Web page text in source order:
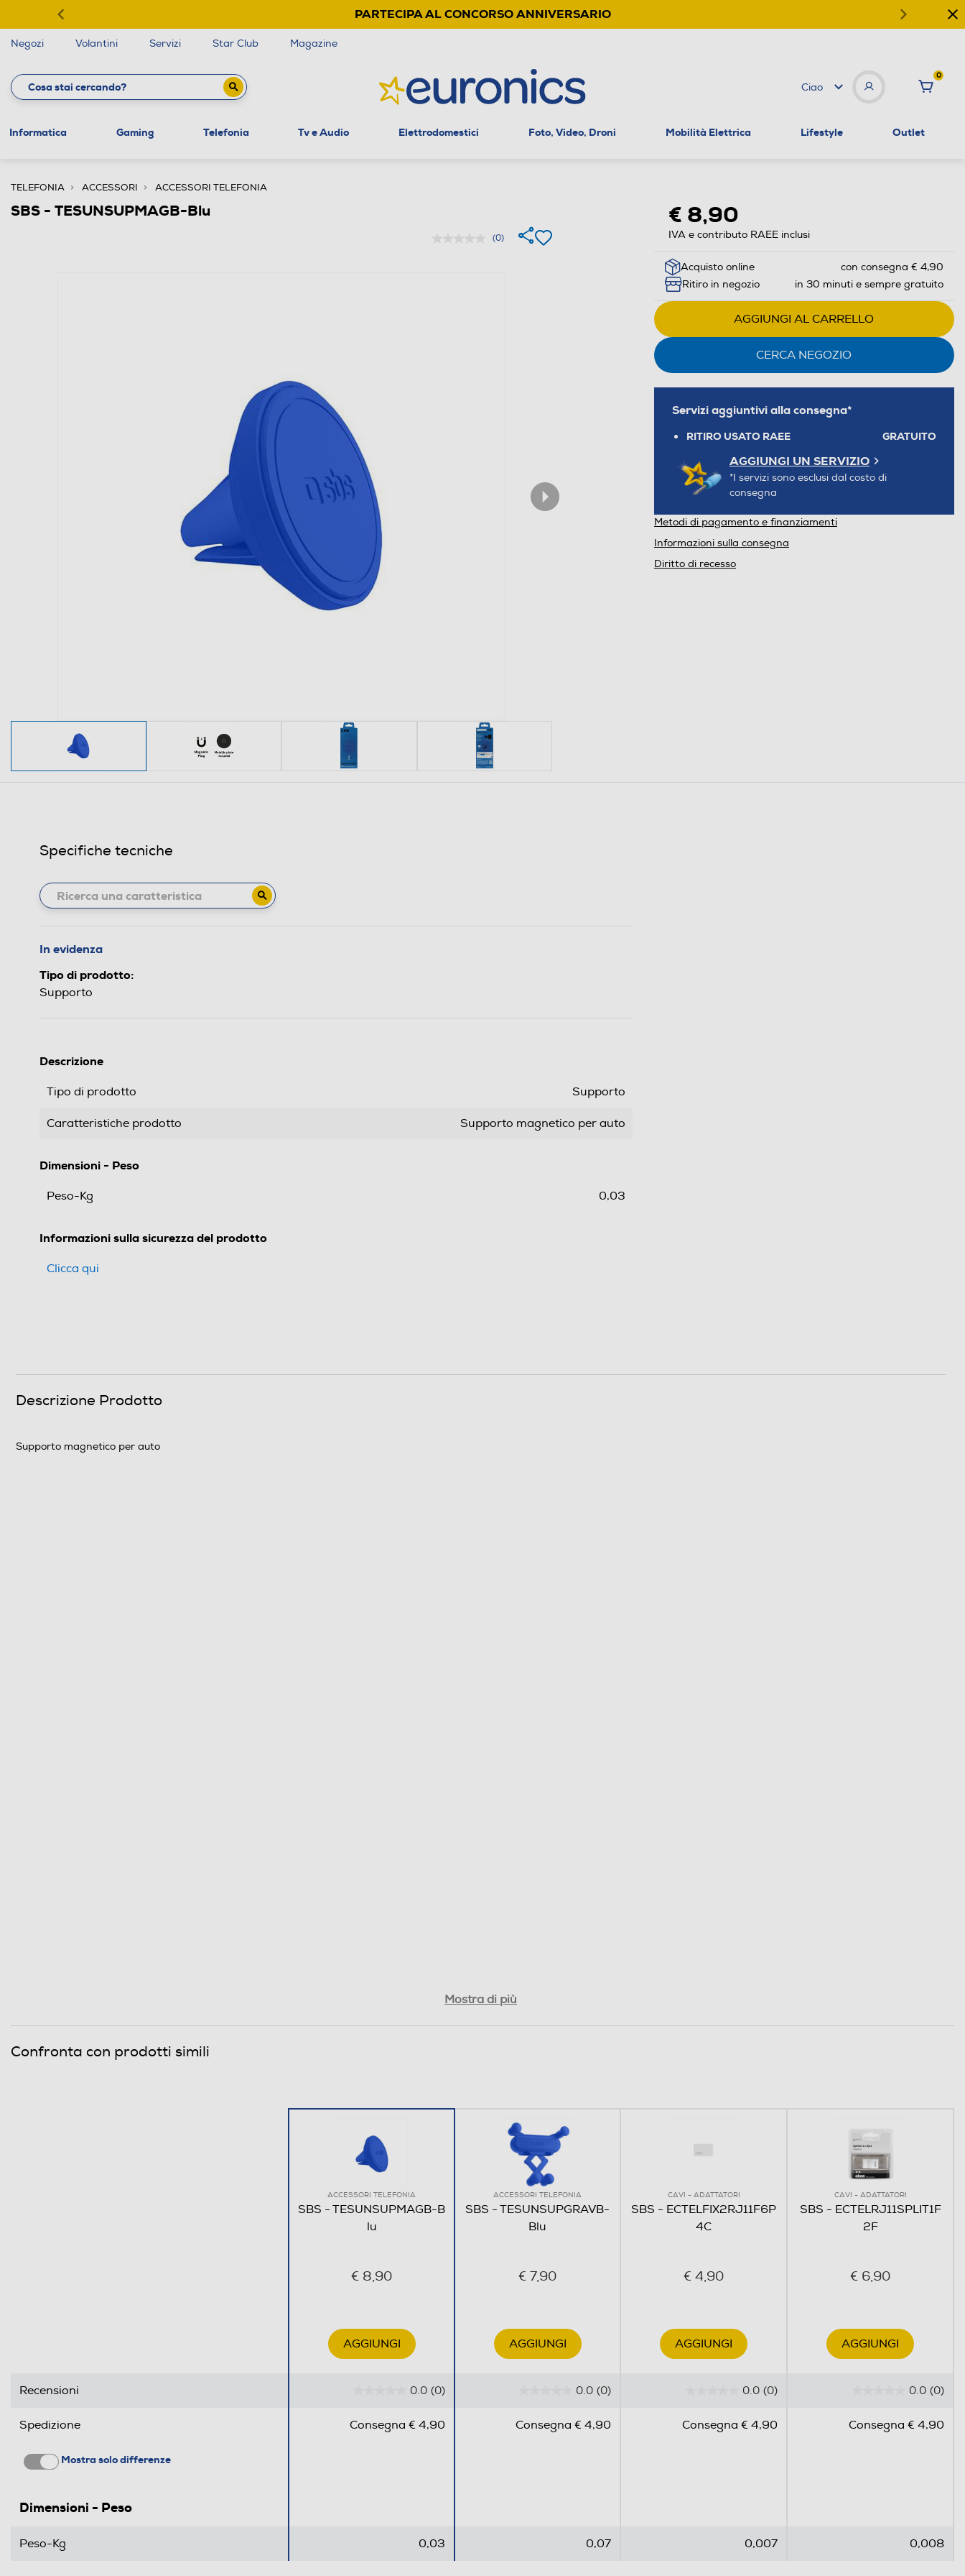
PARTECIPA AL CONCORSO ANNIVERSARIO
Negozi Volantini Servizi Star Club Magazine
Ciao
0
Informatica Gaming Telefonia Tv e Audio Elettrodomestici Foto, Video, Droni Mobilità Elettrica Lifestyle Outlet
TELEFONIA ACCESSORI ACCESSORI TELEFONIA
SBS - TESUNSUPMAGB-Blu
(0)
€ 8,90
IVA e contributo RAEE inclusi
Acquisto online
con consegna € 4,90
Ritiro in negozio
in 30 minuti e sempre gratuito
AGGIUNGI AL CARRELLO
CERCA NEGOZIO
Servizi aggiuntivi alla consegna*
RITIRO USATO RAEE GRATUITO
AGGIUNGI UN SERVIZIO
*I servizi sono esclusi dal costo di
consegna
Metodi di pagamento e finanziamenti
Informazioni sulla consegna
Diritto di recesso
Specifiche tecniche
In evidenza
Tipo di prodotto:
Supporto
Descrizione
Tipo di prodotto Supporto
Caratteristiche prodotto Supporto magnetico per auto
Dimensioni - Peso
Peso-Kg 0,03
Informazioni sulla sicurezza del prodotto
Clicca qui
Descrizione Prodotto
Supporto magnetico per auto
Mostra di più
Confronta con prodotti simili
ACCESSORI TELEFONIA
SBS - TESUNSUPMAGB-B
lu
€ 8,90
AGGIUNGI
ACCESSORI TELEFONIA
SBS - TESUNSUPGRAVB-
Blu
€ 7,90
AGGIUNGI
CAVI - ADATTATORI
SBS - ECTELFIX2RJ11F6P
4C
€ 4,90
AGGIUNGI
CAVI - ADATTATORI
SBS - ECTELRJ11SPLIT1F
2F
€ 6,90
AGGIUNGI
Recensioni 0.0 (0) 0.0 (0)
e
0.0 (0)
e
0.0 (0)
Spedizione Consegna € 4,90 Consegna € 4,90 Consegna € 4,90 Consegna € 4,90
Mostra solo differenze
Dimensioni - Peso
Peso-Kg 0,03 0,07 0,007 0,008